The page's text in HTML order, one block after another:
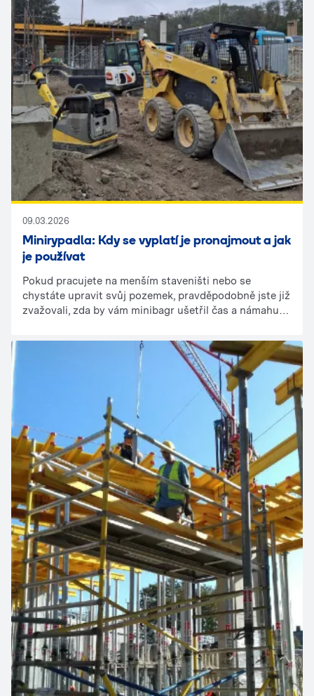
elektrické síti – elektrocentrála tím správným řešením.
09.03.2026
Minirypadla: Kdy se vyplatí je pronajmout a jak
je používat
Pokud pracujete na menším staveništi nebo se
chystáte upravit svůj pozemek, pravděpodobně jste již
zvažovali, zda by vám minibagr ušetřil čas a námahu.
Navzdory svému kompaktnímu vzhledu patří
minibagry k nejpraktičtějším strojům na stavbách a v
zahradách. Zvládnou překvapivě náročné úkoly a díky
dostupným možnostem pronájmu jsou nyní snadno
dostupné téměř pro každého. V tomto článku
vysvětlíme, kdy se vyplatí pronajmout si minibagr, pro
jaké práce je ideální a jak vybrat správný model a
příslušenství.